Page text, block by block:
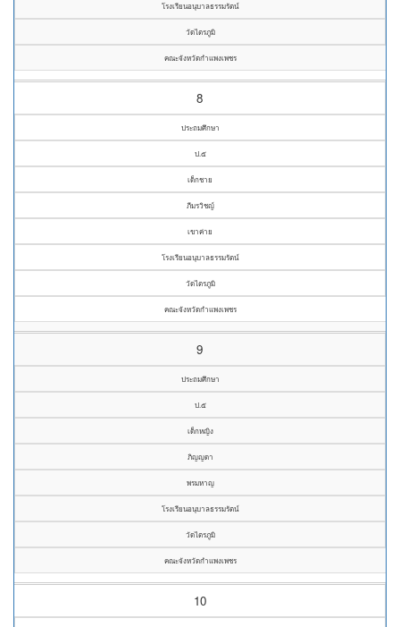
โรงเรียนอนุบาลธรรมรัตน์
วัดไตรภูมิ
คณะจังหวัดกำแพงเพชร
8
ประถมศึกษา
ป.๕
เด็กชาย
ภีมรวิชญ์
เขาค่าย
โรงเรียนอนุบาลธรรมรัตน์
วัดไตรภูมิ
คณะจังหวัดกำแพงเพชร
9
ประถมศึกษา
ป.๕
เด็กหญิง
ภิญญดา
พรมหาญ
โรงเรียนอนุบาลธรรมรัตน์
วัดไตรภูมิ
คณะจังหวัดกำแพงเพชร
10